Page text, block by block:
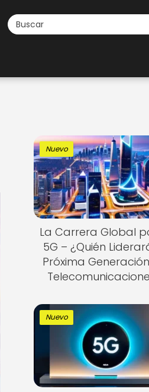
Nuevo
La Carrera Global
5G – ¿Quién
Próxima
Nuevo